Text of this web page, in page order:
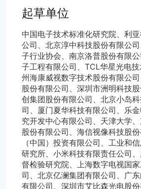
起草单位
中国电子技术标准化研究院、利
公司、北京淳中科技股份有限公
子行业协会、南京洛普股份有限
子工程有限公司、TCL华星光电
州海康威视数字技术股份有限公
股份有限公司、深圳市洲明科技
创集团股份有限公司、北京小岛
司、厦门夏华科技有限公司、乐
究开发中心有限公司、天津大学
股份有限公司、海信视像科技股
（中国）投资有限公司、工业和
研究所、小米科技有限责任公司
督检验研究院、上海数字电视国
司、北京亿澜集团有限公司、广
有限公司、深圳市艾比森光电股